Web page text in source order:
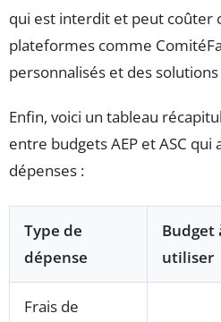
qui est interdit et peut coûter
plateformes comme
personnalisés et des
Enfin, voici un tableau
entre budgets AEP et ASC
dépenses :
Type de
dépense
Budget
utiliser
Frais de